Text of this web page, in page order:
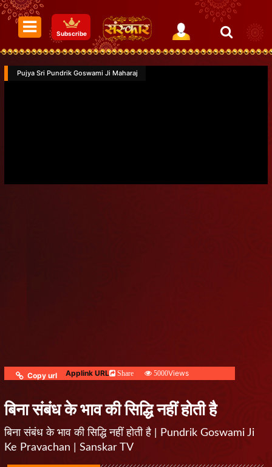
Subscribe
Pujya Sri Pundrik Goswami Ji Maharaj
Copy url Applink URL Share 5000Views
बिना संबंध के भाव की सिद्धि नहीं होती है
बिना संबंध के भाव की सिद्धि नहीं होती है | Pundrik Goswami Ji
Ke Pravachan | Sanskar TV